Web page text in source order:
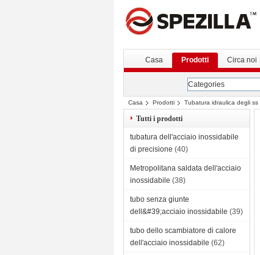
Casa Prodotti Circa noi
Categories
Casa Prodotti Tubatura idraulica degli ss
Tutti i prodotti
tubatura dell'acciaio inossidabile
di precisione (40)
Metropolitana saldata dell'acciaio
inossidabile (38)
tubo senza giunte
dell&#39;acciaio inossidabile (39)
tubo dello scambiatore di calore
dell'acciaio inossidabile (62)